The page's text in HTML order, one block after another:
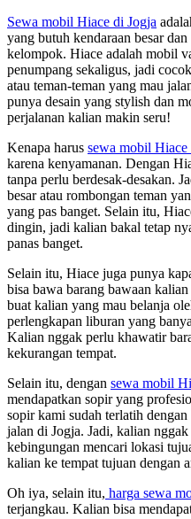
Sewa mobil Hiace di Jogja
yang butuh kendaraan besar
kelompok. Hiace adalah mobil
penumpang sekaligus, jadi
atau teman-teman yang mau
punya desain yang stylish dan
perjalanan kalian makin seru!
Kenapa harus sewa mobil Hiace
karena kenyamanan. Dengan
tanpa perlu berdesak-desakan.
besar atau rombongan teman
yang pas banget. Selain itu,
dingin, jadi kalian bakal tetap
panas banget.
Selain itu, Hiace juga punya
bisa bawa barang bawaan
buat kalian yang mau belanja
perlengkapan liburan yang
Kalian nggak perlu khawatir
kekurangan tempat.
Selain itu, dengan sewa mobil
mendapatkan sopir yang
sopir kami sudah terlatih
jalan di Jogja. Jadi, kalian
kebingungan mencari lokasi
kalian ke tempat tujuan dengan
Oh iya, selain itu, harga sewa
terjangkau. Kalian bisa